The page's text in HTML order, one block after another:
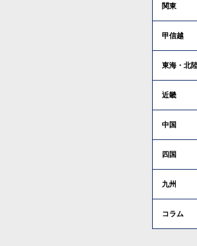
関東
甲信越
東海・北
近畿
中国
四国
九州
コラム